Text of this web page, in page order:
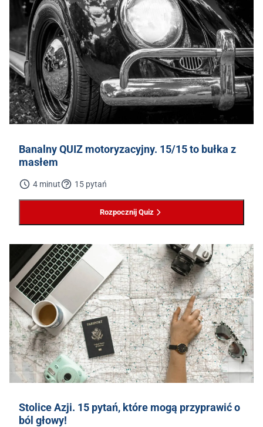
Banalny QUIZ motoryzacyjny. 15/15 to bułka z
masłem
4 minut 15 pytań
Rozpocznij Quiz
Stolice Azji. 15 pytań, które mogą przyprawić o
ból głowy!